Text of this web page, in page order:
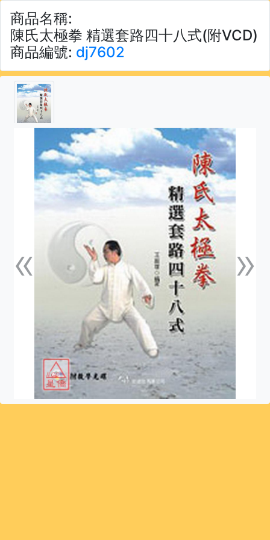
商品名稱:
陳氏太極拳 精選套路四十八式(附VCD)
商品編號: dj7602
«
上一張 »下一